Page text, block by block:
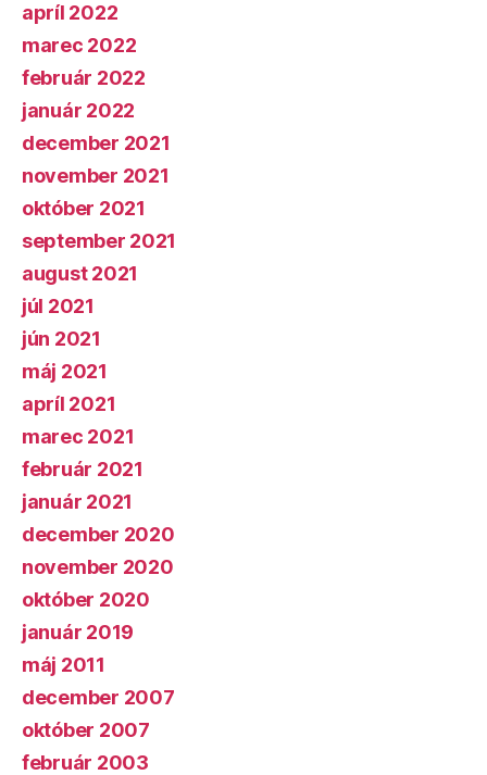
apríl 2022
marec 2022
február 2022
január 2022
december 2021
november 2021
október 2021
september 2021
august 2021
júl 2021
jún 2021
máj 2021
apríl 2021
marec 2021
február 2021
január 2021
december 2020
november 2020
október 2020
január 2019
máj 2011
december 2007
október 2007
február 2003